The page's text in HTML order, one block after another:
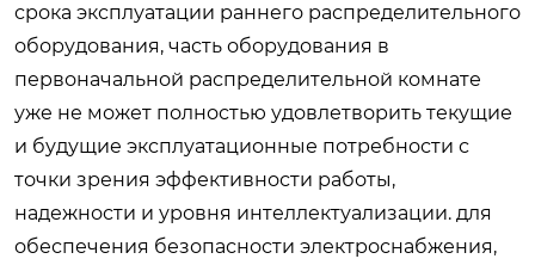
срока эксплуатации раннего распределительного
оборудования, часть оборудования в
первоначальной распределительной комнате
уже не может полностью удовлетворить текущие
и будущие эксплуатационные потребности с
точки зрения эффективности работы,
надежности и уровня интеллектуализации. для
обеспечения безопасности электроснабжения,